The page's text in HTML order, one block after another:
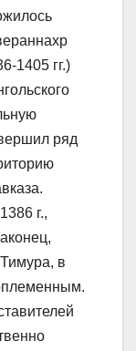
1405 гг.)
ряд
г.,
в